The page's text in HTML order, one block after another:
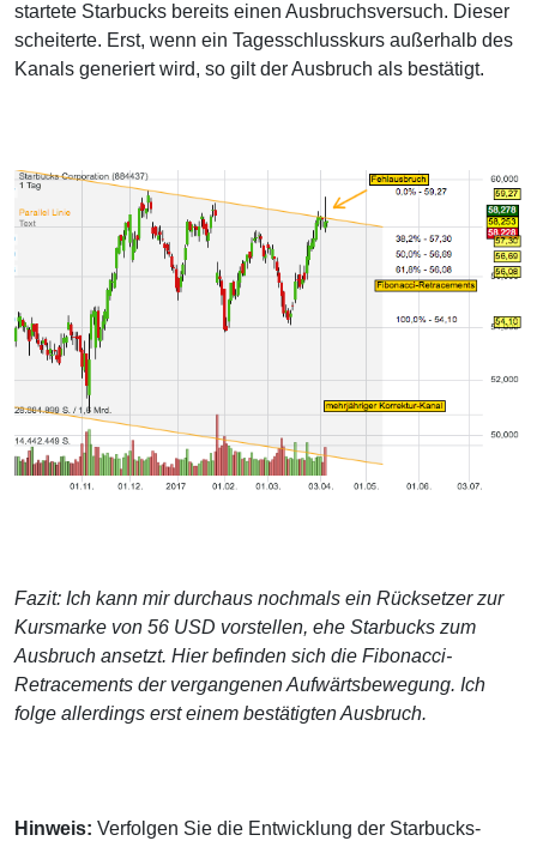
startete Starbucks bereits einen Ausbruchsversuch. Dieser
scheiterte. Erst, wenn ein Tagesschlusskurs außerhalb des
Kanals generiert wird, so gilt der Ausbruch als bestätigt.
Fazit: Ich kann mir durchaus nochmals ein Rücksetzer zur
Kursmarke von 56 USD vorstellen, ehe Starbucks zum
Ausbruch ansetzt. Hier befinden sich die Fibonacci-
Retracements der vergangenen Aufwärtsbewegung. Ich
folge allerdings erst einem bestätigten Ausbruch.
Hinweis: Verfolgen Sie die Entwicklung der Starbucks-